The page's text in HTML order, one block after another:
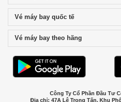
Vé máy bay quốc tếclick to expand
Vé máy bay theo hãng
Công Ty Cổ Phần Đầu Tư
Địa chỉ: 47A Lê Trọng Tấn, Khu